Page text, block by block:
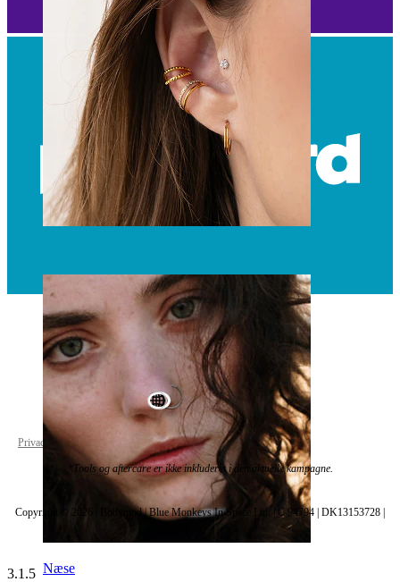
Næse
World Wide
Privacy policy Cookie settings
*Tools og aftercare er ikke inkluderet i den aktuelle kampagne.
Copyright © 2026 | Bodymod | Blue Monkeys In Space Ltd. | C 94794 | DK13153728 |
3.1.5